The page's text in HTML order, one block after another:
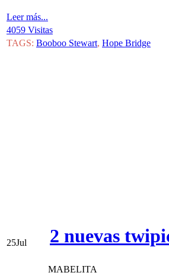
Leer más...
4059 Visitas
TAGS: Booboo Stewart, Hope Bridge
25Jul 2 nuevas
MABELITA